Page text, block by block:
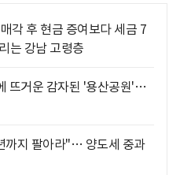
각 후 현금 증여보다 세금 7
는 강남 고령층
뜨거운 감자된 '용산공원'…
까지 팔아라"… 양도세 중과